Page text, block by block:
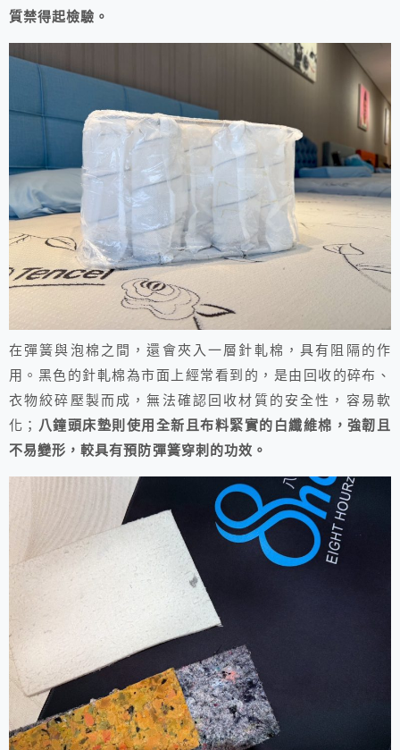
質禁得起檢驗。
在彈簧與泡棉之間，還會夾入一層針軋棉，具有阻隔的作
用。黑色的針軋棉為市面上經常看到的，是由回收的碎布、
衣物絞碎壓製而成，無法確認回收材質的安全性，容易軟
化；
八鐘頭床墊則使用全新且布料緊實的白纖維棉，強韌且
不易變形，較具有預防彈簧穿刺的功效。